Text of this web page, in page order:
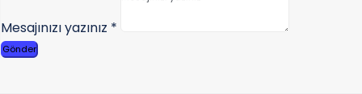
Mesajınızı yazınız *
Gönder